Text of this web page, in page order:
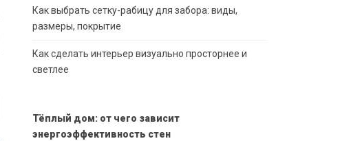
Как выбрать сетку-рабицу для забора: виды,
размеры, покрытие
Как сделать интерьер визуально просторнее и
светлее
Тёплый дом: от чего зависит
энергоэффективность стен